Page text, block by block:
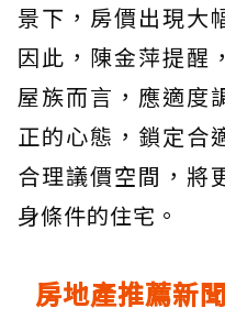
景下，房價出現大
因此，陳金萍提醒
屋族而言，應適度
正的心態，鎖定合
合理議價空間，將
身條件的住宅。
房地產推薦新聞